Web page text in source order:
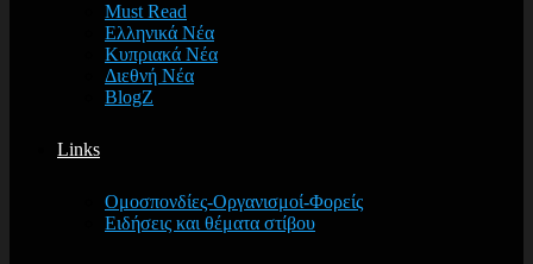
Must Read
Ελληνικά Νέα
Κυπριακά Νέα
Διεθνή Νέα
BlogZ
Links
Ομοσπονδίες-Οργανισμοί-Φορείς
Ειδήσεις και θέματα στίβου